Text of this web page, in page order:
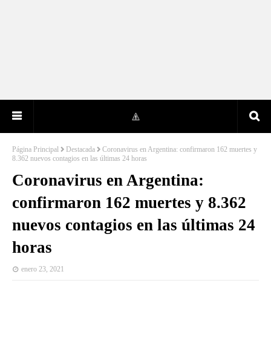
Página Principal Destacada
Coronavirus en Argentina: confirmaron 162 muertes y
8.362 nuevos contagios en las últimas 24 horas
Coronavirus en Argentina:
confirmaron 162 muertes y 8.362
nuevos contagios en las últimas 24
horas
enero 23, 2021